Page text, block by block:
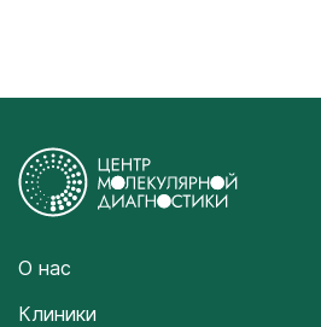
О нас
Клиники